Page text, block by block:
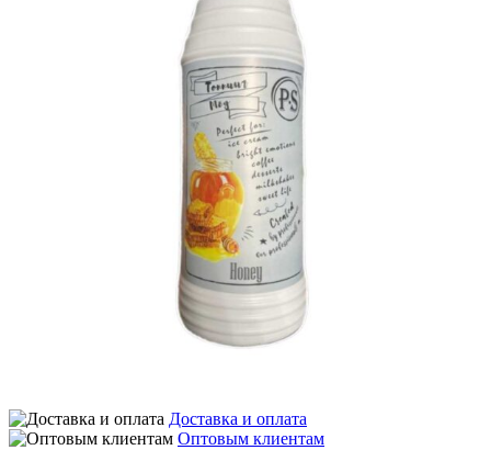
Доставка и оплата
Оптовым клиентам